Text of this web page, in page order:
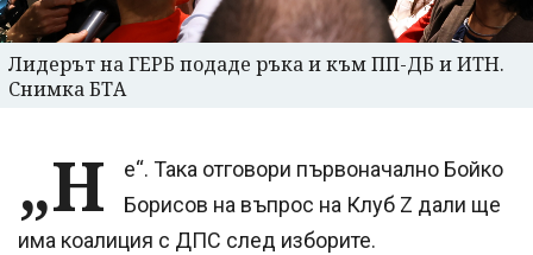
Лидерът на ГЕРБ подаде ръка и към ПП-ДБ и ИТН.
Снимка БТА
„Н
е“. Така отговори първоначално Бойко
Борисов на въпрос на Клуб Z дали ще
има коалиция с ДПС след изборите.